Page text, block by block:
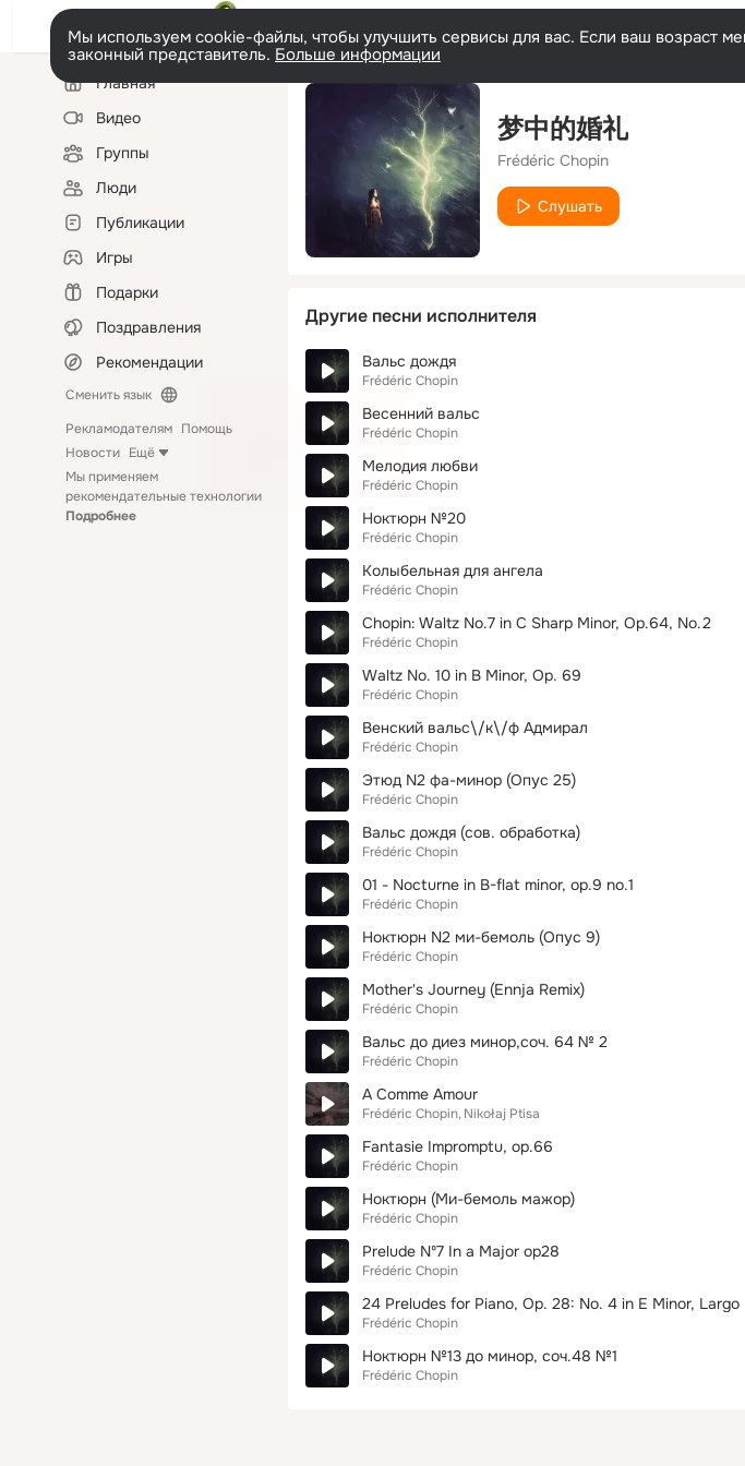
Мы используем cookie-файлы, чтобы улучшить сервисы для вас. Если ваш возраст
законный представитель. Больше информации
Левая
колонкаГлавная
Видео
Группы
Люди
Публикации
Игры
Подарки
Поздравления
Рекомендации
Сменить язык
Рекламодателям Помощь
Новости Ещё
Мы применяем
рекомендательные технологии
Подробнее
梦中的婚礼
Frédéric Chopin
Слушать
Другие песни исполнителя
Вальс дождя
Frédéric Chopin
Весенний вальс
Frédéric Chopin
Мелодия любви
Frédéric Chopin
Ноктюрн №20
Frédéric Chopin
Колыбельная для ангела
Frédéric Chopin
Chopin: Waltz No.7 in C Sharp Minor, Op.64, No.2
Frédéric Chopin
Waltz No. 10 in B Minor, Op. 69
Frédéric Chopin
Венский вальс\/к\/ф Адмирал
Frédéric Chopin
Этюд N2 фа-минор (Опус 25)
Frédéric Chopin
Вальс дождя (сов. обработка)
Frédéric Chopin
01 - Nocturne in B-flat minor, op.9 no.1
Frédéric Chopin
Ноктюрн N2 ми-бемоль (Опус 9)
Frédéric Chopin
Mother's Journey (Ennja Remix)
Frédéric Chopin
Вальс до диез минор,соч. 64 № 2
Frédéric Chopin
A Comme Amour
Frédéric Chopin Nikołaj Ptisa
Fantasie Impromptu, op.66
Frédéric Chopin
Ноктюрн (Ми-бемоль мажор)
Frédéric Chopin
Prelude Nº7 In a Major op28
Frédéric Chopin
24 Preludes for Piano, Op. 28: No. 4 in E Minor, Largo
Frédéric Chopin
Ноктюрн №13 до минор, соч.48 №1
Frédéric Chopin